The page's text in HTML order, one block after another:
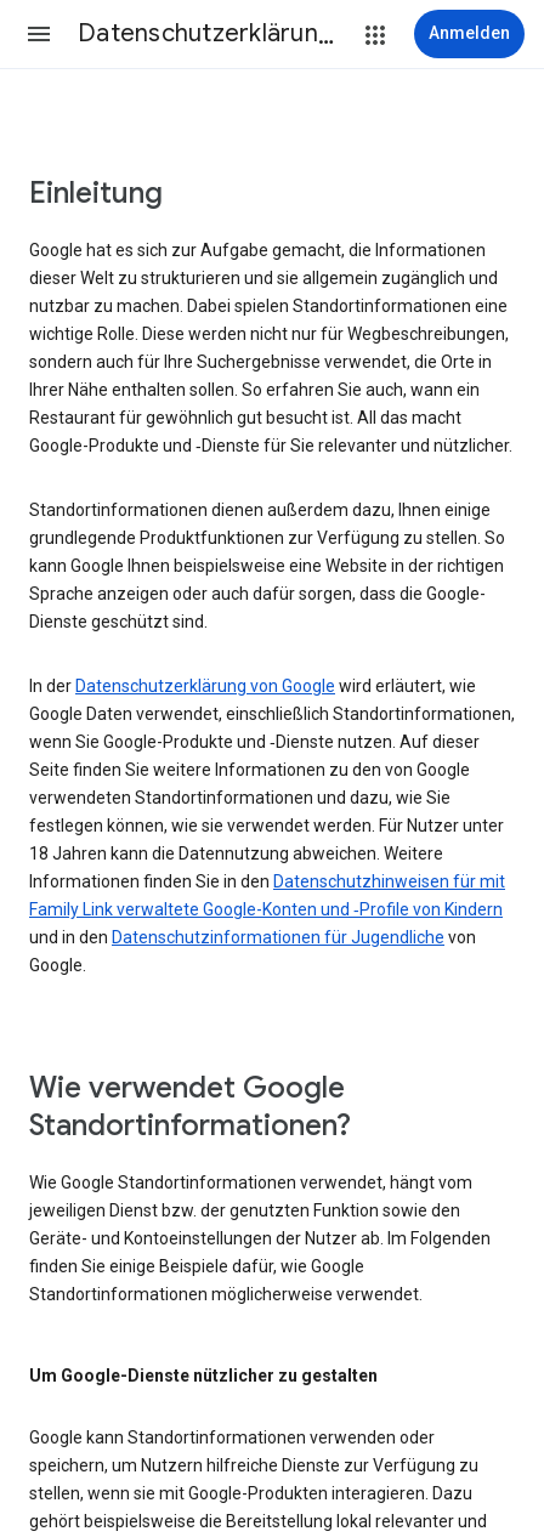
Datenschutzerklärung & Nutzungsbedingungen Anmelden
Einleitung
Google hat es sich zur Aufgabe gemacht, die Informationen
dieser Welt zu strukturieren und sie allgemein zugänglich und
nutzbar zu machen. Dabei spielen Standortinformationen eine
wichtige Rolle. Diese werden nicht nur für Wegbeschreibungen,
sondern auch für Ihre Suchergebnisse verwendet, die Orte in
Ihrer Nähe enthalten sollen. So erfahren Sie auch, wann ein
Restaurant für gewöhnlich gut besucht ist. All das macht
Google-Produkte und ‑Dienste für Sie relevanter und nützlicher.
Standortinformationen dienen außerdem dazu, Ihnen einige
grundlegende Produktfunktionen zur Verfügung zu stellen. So
kann Google Ihnen beispielsweise eine Website in der richtigen
Sprache anzeigen oder auch dafür sorgen, dass die Google-
Dienste geschützt sind.
In der Datenschutzerklärung von Google wird erläutert, wie
Google Daten verwendet, einschließlich Standortinformationen,
wenn Sie Google-Produkte und ‑Dienste nutzen. Auf dieser
Seite finden Sie weitere Informationen zu den von Google
verwendeten Standortinformationen und dazu, wie Sie
festlegen können, wie sie verwendet werden. Für Nutzer unter
18 Jahren kann die Datennutzung abweichen. Weitere
Informationen finden Sie in den Datenschutzhinweisen für mit
Family Link verwaltete Google-Konten und ‑Profile von Kindern
und in den Datenschutzinformationen für Jugendliche von
Google.
Wie verwendet Google
Standortinformationen?
Wie Google Standortinformationen verwendet, hängt vom
jeweiligen Dienst bzw. der genutzten Funktion sowie den
Geräte- und Kontoeinstellungen der Nutzer ab. Im Folgenden
finden Sie einige Beispiele dafür, wie Google
Standortinformationen möglicherweise verwendet.
Um Google-Dienste nützlicher zu gestalten
Google kann Standortinformationen verwenden oder
speichern, um Nutzern hilfreiche Dienste zur Verfügung zu
stellen, wenn sie mit Google-Produkten interagieren. Dazu
gehört beispielsweise die Bereitstellung lokal relevanter und